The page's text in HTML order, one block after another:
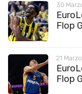
30
Flop
21
Flop